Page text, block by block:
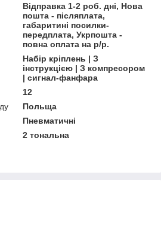
Відправка 1-2 роб. дні, Нова
пошта - післяплата,
габаритині посилки-
передплата, Укрпошта -
повна оплата на р/р.
Набір кріплень | З
інструкцією | З компресором
| сигнал-фанфара
12
Польща
Пневматичні
2 тональна